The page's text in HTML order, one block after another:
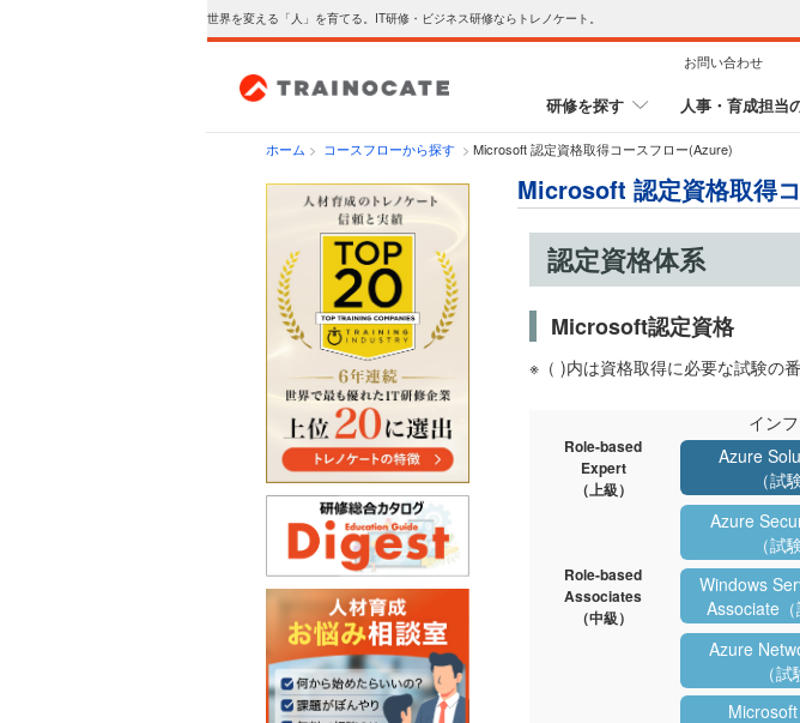
世界を変える「人」を育てる。IT研修・ビジネス研修ならトレノケート。
お問い合わせ
研修を探す 人事・育成担当
ホーム > コースフローから探す > Microsoft 認定資格取得コースフロー(Azure)
Microsoft 認定資格取得
認定資格体系
Microsoft認定資格
※（ )内は資格取得に必要な試験の
イン
Role-based
Expert
（上級）
Azure
（試
Azure
（試
Role-based
Associates
（中級）
Windows
Associate（
Azure
（